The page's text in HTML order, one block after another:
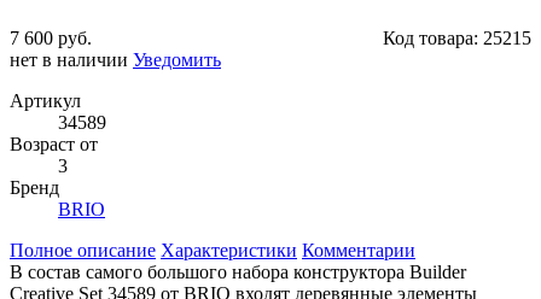
7 600 руб. Код товара: 25215
нет в наличии Уведомить
Артикул
34589
Возраст от
3
Бренд
BRIO
Полное описание Характеристики Комментарии
В состав самого большого набора конструктора Builder
Creative Set 34589 от BRIO входят деревянные элементы